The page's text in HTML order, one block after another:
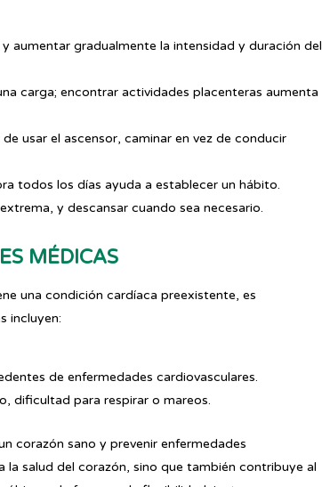
aumentar gradualmente la intensidad y duración del
carga; encontrar actividades placenteras aumenta
de usar el ascensor, caminar en vez de conducir
todos los días ayuda a establecer un hábito.
y descansar cuando sea necesario.
MÉDICAS
una condición cardíaca preexistente, es
incluyen:
de enfermedades cardiovasculares.
dificultad para respirar o mareos.
corazón sano y prevenir enfermedades
salud del corazón, sino que también contribuye al